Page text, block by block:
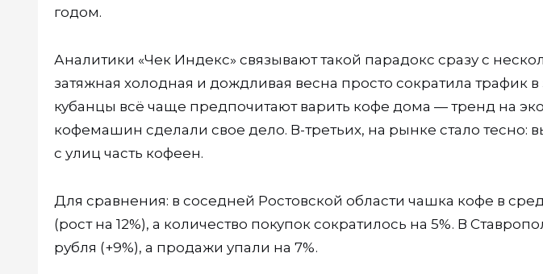
годом.
Аналитики «Чек Индекс» связывают такой парадокс сразу с
затяжная холодная и дождливая весна просто сократила трафик
кубанцы всё чаще предпочитают варить кофе дома — тренд на
кофемашин сделали свое дело. В-третьих, на рынке стало тесно:
с улиц часть кофеен.
Для сравнения: в соседней Ростовской области чашка кофе в
(рост на 12%), а количество покупок сократилось на 5%. В
рубля (+9%), а продажи упали на 7%.